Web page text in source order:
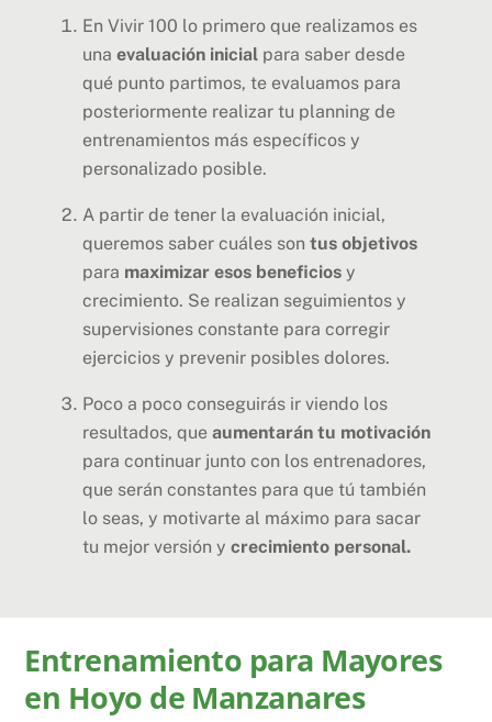
En Vivir 100 lo primero que realizamos es
unaevaluación inicial para saber desde
qué punto partimos, te evaluamos para
posteriormente realizar tu planning de
entrenamientos más específicos y
personalizado posible.
A partir de tener la evaluación inicial,
queremos saber cuáles sontus objetivos
para maximizar esos beneficiosy
crecimiento. Se realizan seguimientos y
supervisiones constante para corregir
ejercicios y prevenir posibles dolores.
Poco a poco conseguirás ir viendo los
resultados, queaumentarán tu motivación
para continuar junto con los entrenadores,
que serán constantes para que tú también
lo seas, y motivarte al máximo para sacar
tu mejor versión ycrecimiento personal.
Entrenamiento para Mayores
en Hoyo de Manzanares